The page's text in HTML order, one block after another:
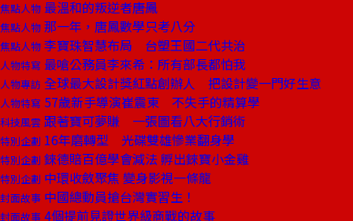
焦點人物 最溫和的叛逆者――唐鳳
焦點人物 那一年，唐鳳數學只考八分
焦點人物 李寶珠智慧布局 台塑王國二代共治
人物特寫 最嗆公務員李來希：所有部長都怕我
人物專訪 全球最大設計獎紅點創辦人 把設計變一門好生意
人物特寫 57歲新手導演崔震東 不失手的精算學
科技風雲 跟著寶可夢賺 一張圖看八大行銷術
特別企劃 16年磨轉型 光碟雙雄慘業翻身學
特別企劃 錸德賠百億學會減法 孵出錸寶小金雞
特別企劃 中環收斂聚焦 變身影視一條龍
封面故事 中國總動員搶台灣實習生！
封面故事 4個提前見證世界級商戰的故事